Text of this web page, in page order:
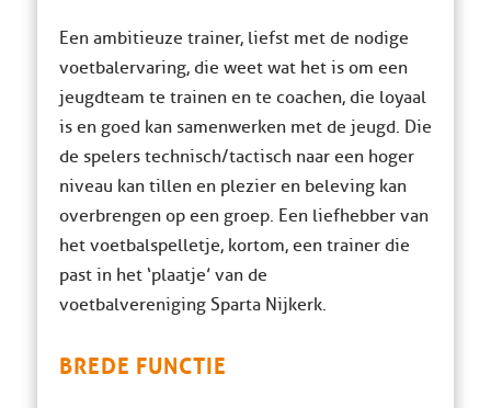
Een ambitieuze trainer, liefst met de nodige
voetbalervaring, die weet wat het is om een
jeugdteam te trainen en te coachen, die loyaal
is en goed kan samenwerken met de jeugd. Die
de spelers technisch/tactisch naar een hoger
niveau kan tillen en plezier en beleving kan
overbrengen op een groep. Een liefhebber van
het voetbalspelletje, kortom, een trainer die
past in het ‘plaatje’ van de
voetbalvereniging Sparta Nijkerk.
BREDE FUNCTIE